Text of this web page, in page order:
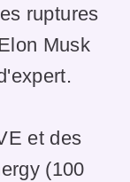
ruptures
Musk
et des
(100